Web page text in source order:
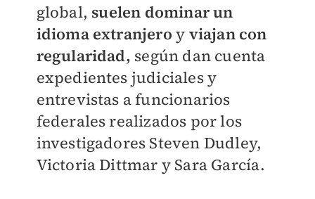
global, suelen dominar un
idioma extranjeroy viajan con
regularidad, según dan cuenta
expedientes judiciales y
entrevistas a funcionarios
federales realizados por los
investigadores Steven Dudley,
Victoria Dittmar y Sara García.